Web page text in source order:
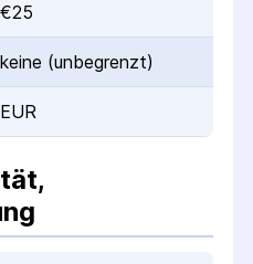
€25
keine (unbegrenzt)
EUR